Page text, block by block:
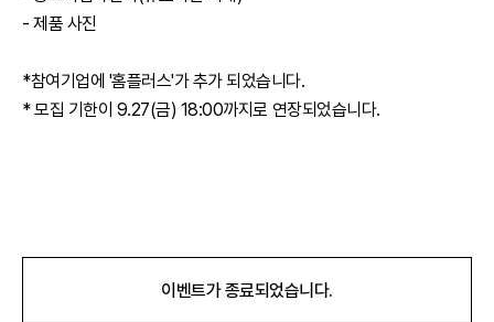
- 제품 사진
*참여기업에 '홈플러스'가 추가 되었습니다.
* 모집 기한이 9.27(금) 18:00까지로 연장되었습니다.
이벤트가 종료되었습니다.